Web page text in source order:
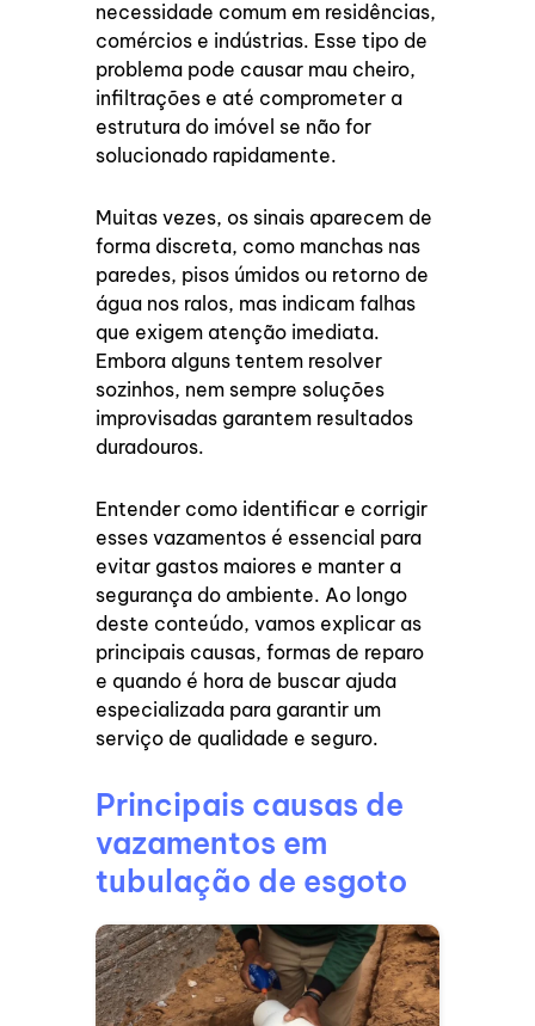
necessidade comum em residências,
comércios e indústrias. Esse tipo de
problema pode causar mau cheiro,
infiltrações e até comprometer a
estrutura do imóvel se não for
solucionado rapidamente.
Muitas vezes, os sinais aparecem de
forma discreta, como manchas nas
paredes, pisos úmidos ou retorno de
água nos ralos, mas indicam falhas
que exigem atenção imediata.
Embora alguns tentem resolver
sozinhos, nem sempre soluções
improvisadas garantem resultados
duradouros.
Entender como identificar e corrigir
esses vazamentos é essencial para
evitar gastos maiores e manter a
segurança do ambiente. Ao longo
deste conteúdo, vamos explicar as
principais causas, formas de reparo
e quando é hora de buscar ajuda
especializada para garantir um
serviço de qualidade e seguro.
Principais causas de
vazamentos em
tubulação de esgoto